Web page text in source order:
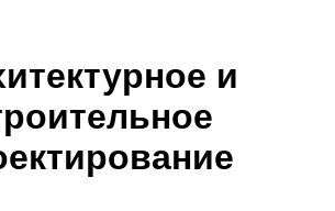
и